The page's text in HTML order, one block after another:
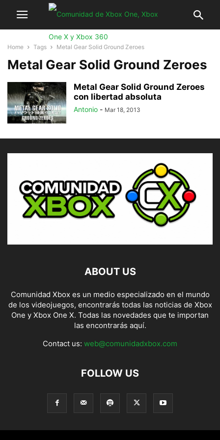
Home Tags Metal Gear Solid Ground Zeroes
Metal Gear Solid Ground Zeroes
Metal Gear Solid Ground Zeroes
con libertad absoluta
Antonio - Mar 18, 2013
ABOUT US
Comunidad Xbox es un medio especializado en el mundo
de los videojuegos, encontrarás todas las noticias de Xbox
One y Xbox One X. Todas las novedades que te importan
las encontrarás aquí.
Contact us: web@comunidadxbox.com
FOLLOW US